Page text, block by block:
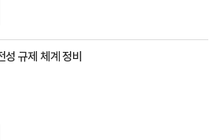
성 규제 체계 정비